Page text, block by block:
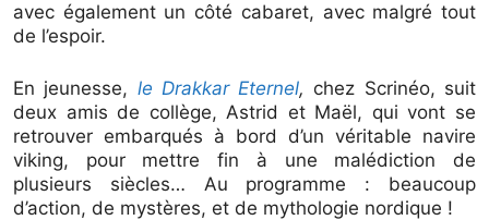
avec également un côté cabaret, avec malgré tout
de l’espoir.
En jeunesse, le Drakkar Eternel, chez Scrinéo, suit
deux amis de collège, Astrid et Maël, qui vont se
retrouver embarqués à bord d’un véritable navire
viking, pour mettre fin à une malédiction de
plusieurs siècles… Au programme : beaucoup
d’action, de mystères, et de mythologie nordique !